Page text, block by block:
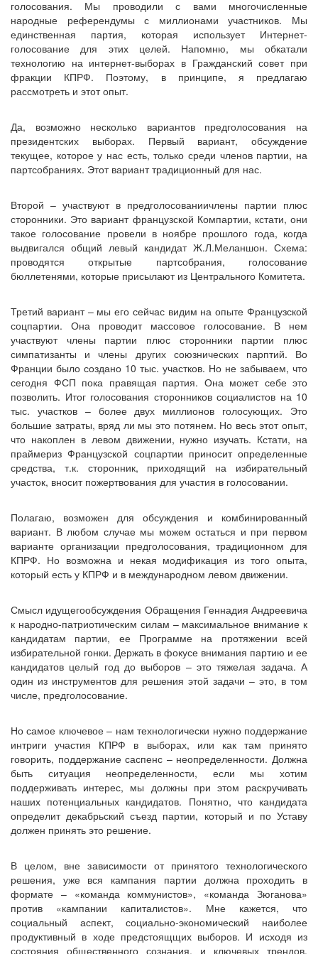
голосования. Мы проводили с вами многочисленные
народные референдумы с миллионами участников. Мы
единственная партия, которая использует Интернет-
голосование для этих целей. Напомню, мы обкатали
технологию на интернет-выборах в Гражданский совет при
фракции КПРФ. Поэтому, в принципе, я предлагаю
рассмотреть и этот опыт.
Да, возможно несколько вариантов предголосования на
президентских выборах. Первый вариант, обсуждение
текущее, которое у нас есть, только среди членов партии, на
партсобраниях. Этот вариант традиционный для нас.
Второй – участвуют в предголосованиичлены партии плюс
сторонники. Это вариант французской Компартии, кстати, они
такое голосование провели в ноябре прошлого года, когда
выдвигался общий левый кандидат Ж.Л.Меланшон. Схема:
проводятся открытые партсобрания, голосование
бюллетенями, которые присылают из Центрального Комитета.
Третий вариант – мы его сейчас видим на опыте Французской
соцпартии. Она проводит массовое голосование. В нем
участвуют члены партии плюс сторонники партии плюс
симпатизанты и члены других союзнических парптий. Во
Франции было создано 10 тыс. участков. Но не забываем, что
сегодня ФСП пока правящая партия. Она может себе это
позволить. Итог голосования сторонников социалистов на 10
тыс. участков – более двух миллионов голосующих. Это
большие затраты, вряд ли мы это потянем. Но весь этот опыт,
что накоплен в левом движении, нужно изучать. Кстати, на
праймериз Французской соцпартии приносит определенные
средства, т.к. сторонник, приходящий на избирательный
участок, вносит пожертвования для участия в голосовании.
Полагаю, возможен для обсуждения и комбинированный
вариант. В любом случае мы можем остаться и при первом
варианте организации предголосования, традиционном для
КПРФ. Но возможна и некая модификация из того опыта,
который есть у КПРФ и в международном левом движении.
Смысл идущегообсуждения Обращения Геннадия Андреевича
к народно-патриотическим силам – максимальное внимание к
кандидатам партии, ее Программе на протяжении всей
избирательной гонки. Держать в фокусе внимания партию и ее
кандидатов целый год до выборов – это тяжелая задача. А
один из инструментов для решения этой задачи – это, в том
числе, предголосование.
Но самое ключевое – нам технологически нужно поддержание
интриги участия КПРФ в выборах, или как там принято
говорить, поддержание саспенс – неопределенности. Должна
быть ситуация неопределенности, если мы хотим
поддерживать интерес, мы должны при этом раскручивать
наших потенциальных кандидатов. Понятно, что кандидата
определит декабрьский съезд партии, который и по Уставу
должен принять это решение.
В целом, вне зависимости от принятого технологического
решения, уже вся кампания партии должна проходить в
формате – «команда коммунистов», «команда Зюганова»
против «кампании капиталистов». Мне кажется, что
социальный аспект, социально-экономический наиболее
продуктивный в ходе предстоящщих выборов. И исходя из
состояния общественного сознания, и ключевых трендов.